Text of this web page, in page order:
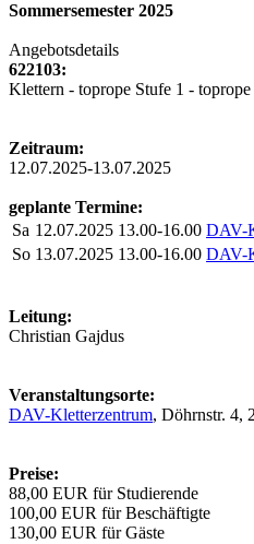
Sommersemester 2025
Angebotsdetails
622103:
Klettern - toprope Stufe 1 - toprope
Zeitraum:
12.07.2025-13.07.2025
geplante Termine:
Sa 12.07.2025 13.00-16.00 DAV-
So 13.07.2025 13.00-16.00 DAV-
Leitung:
Christian Gajdus
Veranstaltungsorte:
DAV-Kletterzentrum, Döhrnstr. 4,
Preise:
88,00 EUR für Studierende
100,00 EUR für Beschäftigte
130,00 EUR für Gäste